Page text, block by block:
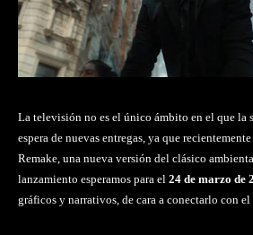
La televisión no es el único ámbito en el que la
espera de nuevas entregas, ya que
Remake, una nueva versión del clásico
lanzamiento esperamos para el 24 de marzo de
gráficos y narrativos, de cara a conectarlo con el